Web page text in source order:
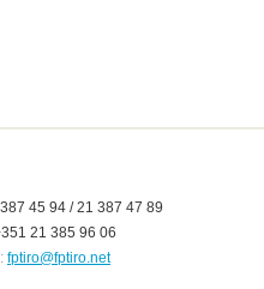
45 94 / 21 387 47 89
21 385 96 06
fptiro@fptiro.net